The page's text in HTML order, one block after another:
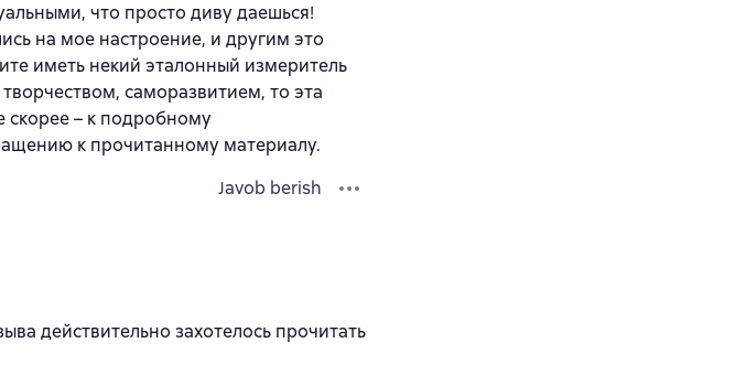
что просто диву даешься!
на мое настроение, и другим это
иметь некий эталонный измеритель
саморазвитием, то эта
скорее – к подробному
к прочитанному материалу.
Javob berish
действительно захотелось прочитать